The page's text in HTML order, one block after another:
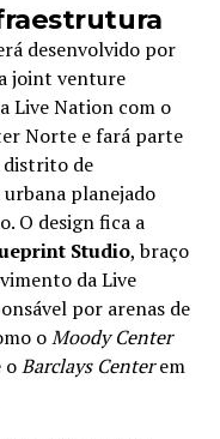
desenvolvido por
joint venture
Live Nation com o
Norte e fará parte
distrito de
planejado
O design fica a
Studio, braço
da Live
por arenas de
oMoody Center
oBarclays Centerem